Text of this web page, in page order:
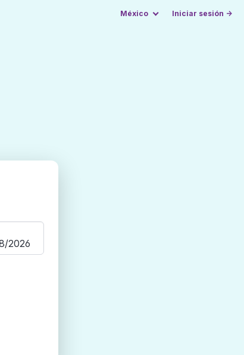
México Iniciar sesión →